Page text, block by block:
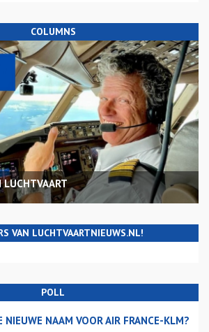
COLUMNS
LUCHTVAART
VAN LUCHTVAARTNIEUWS.NL!
POLL
NIEUWE NAAM VOOR AIR FRANCE-KLM?